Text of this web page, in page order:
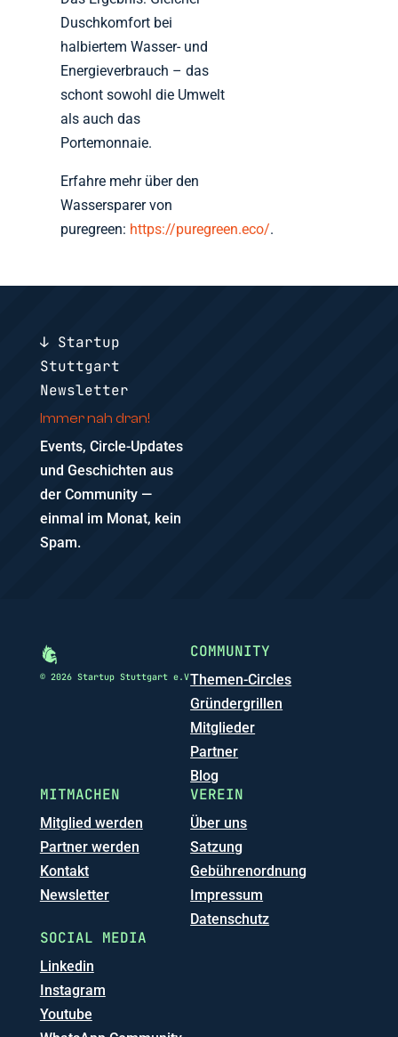
Duschkomfort bei
halbiertem Wasser- und
Energieverbrauch – das
schont sowohl die Umwelt
als auch das
Portemonnaie.
Erfahre mehr über den
Wassersparer von
puregreen: https://puregreen.eco/.
↓ Startup
Stuttgart
Newsletter
Immer nah dran!
Events, Circle-Updates
und Geschichten aus
der Community —
einmal im Monat, kein
Spam.
© 2026 Startup Stuttgart e.V
COMMUNITY
Themen-Circles
Gründergrillen
Mitglieder
Partner
Blog
MITMACHEN
Mitglied werden
Partner werden
Kontakt
Newsletter
VEREIN
Über uns
Satzung
Gebührenordnung
Impressum
Datenschutz
SOCIAL MEDIA
Linkedin
Instagram
Youtube